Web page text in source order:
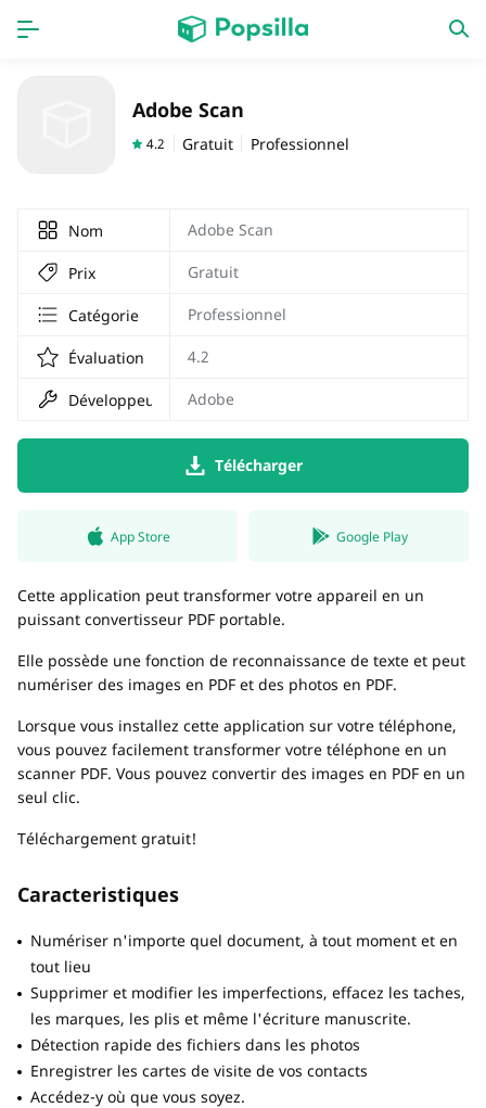
Derniers ajouts
Adobe Scan
4.2 Gratuit Professionnel
Nom Adobe Scan
Prix Gratuit
Catégorie Professionnel
Évaluation 4.2
Développeur Adobe
Télécharger
App Store Google Play
Cette application peut transformer votre appareil en un
puissant convertisseur PDF portable.
Elle possède une fonction de reconnaissance de texte et peut
numériser des images en PDF et des photos en PDF.
Lorsque vous installez cette application sur votre téléphone,
vous pouvez facilement transformer votre téléphone en un
scanner PDF. Vous pouvez convertir des images en PDF en un
seul clic.
Téléchargement gratuit!
Caracteristiques
Numériser n'importe quel document, à tout moment et en
tout lieu
Supprimer et modifier les imperfections, effacez les taches,
les marques, les plis et même l'écriture manuscrite.
Détection rapide des fichiers dans les photos
Enregistrer les cartes de visite de vos contacts
Accédez-y où que vous soyez.